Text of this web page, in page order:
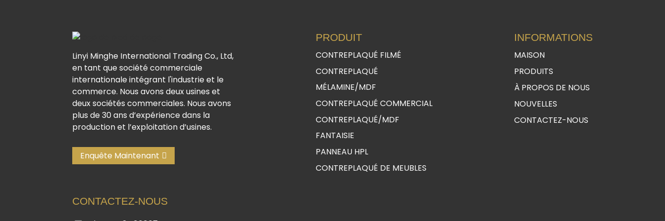
Linyi Minghe International Trading Co., Ltd,
en tant que société commerciale
internationale intégrant l'industrie et le
commerce. Nous avons deux usines et
deux sociétés commerciales. Nous avons
plus de 30 ans d’expérience dans la
production et l’exploitation d’usines.
Enquête Maintenant
PRODUIT
CONTREPLAQUÉ FILMÉ
CONTREPLAQUÉ
MÉLAMINE/MDF
CONTREPLAQUÉ COMMERCIAL
CONTREPLAQUÉ/MDF
FANTAISIE
PANNEAU HPL
CONTREPLAQUÉ DE MEUBLES
INFORMATIONS
MAISON
PRODUITS
À PROPOS DE NOUS
NOUVELLES
CONTACTEZ-NOUS
CONTACTEZ-NOUS